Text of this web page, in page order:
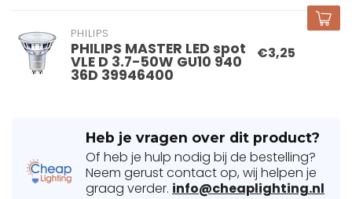
PHILIPS
PHILIPS MASTER LED spot
VLE D 3.7-50W GU10 940
36D 39946400
€3,25
Heb je vragen over dit product?
Of heb je hulp nodig bij de bestelling?
Neem gerust contact op, wij helpen je
graag verder. info@cheaplighting.nl